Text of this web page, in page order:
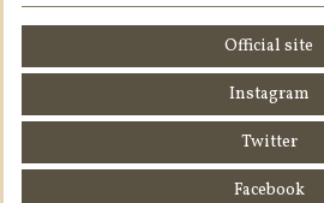
Official site
Instagram
Twitter
Facebook